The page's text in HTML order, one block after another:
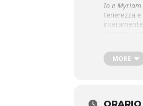
Io e Myriam
tenerezza
Un’ora e
amore
MORE